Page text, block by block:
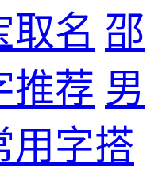
取名 邵
推荐 男
用字搭